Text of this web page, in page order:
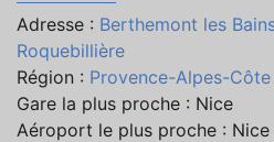
Adresse : Berthemont les
Roquebillière
Région : Provence-Alpes-
Gare la plus proche : Nice
Aéroport le plus proche : Nice